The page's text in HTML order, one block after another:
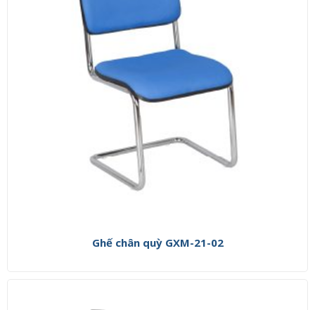
Ghế chân quỳ GXM-21-02